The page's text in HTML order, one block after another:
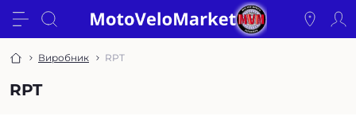
Виробник RPT
RPT